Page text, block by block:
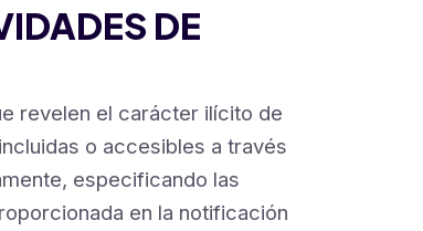
DE
revelen el carácter ilícito de
o accesibles a través
especificando las
en la notificación